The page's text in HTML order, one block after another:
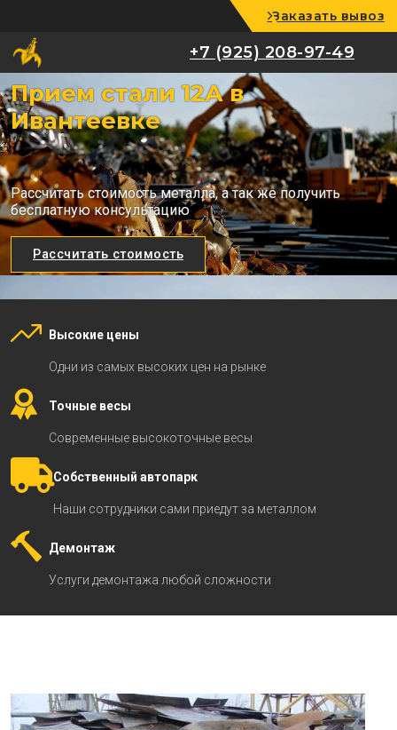
+7 (925) 208-97-49
Заказать вывоз
+7 (925) 208-97-49
Прием стали 12А в
Ивантеевке
Рассчитать стоимость металла, а так же получить
бесплатную консультацию
Рассчитать стоимость
Высокие цены
Одни из самых высоких цен на рынке
Точные весы
Современные высокоточные весы
Собственный автопарк
Наши сотрудники сами приедут за металлом
Демонтаж
Услуги демонтажа любой сложности